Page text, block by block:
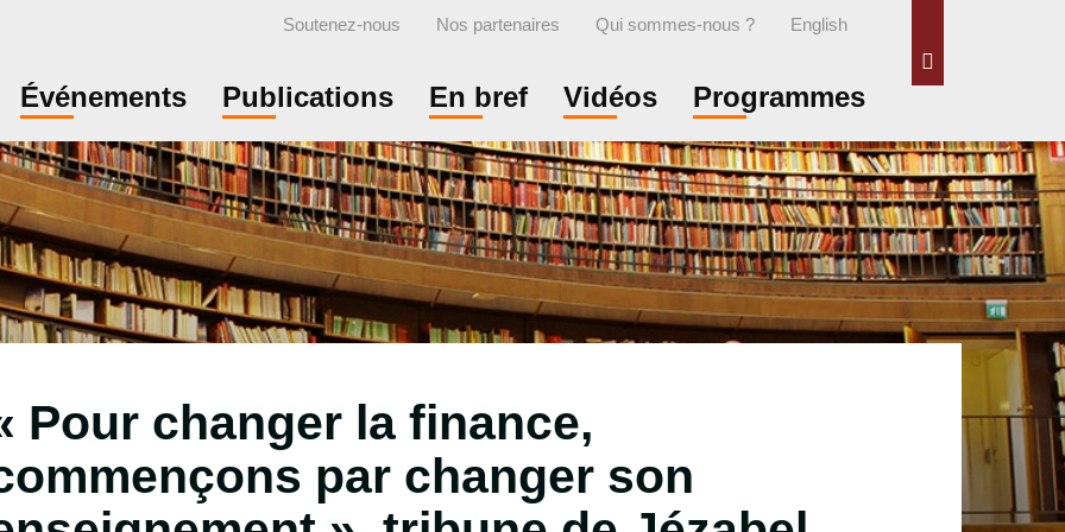
Soutenez-nous Nos partenaires Qui sommes-nous ? English
Événements Publications En bref Vidéos Programmes
Pour changer la finance,
par changer son